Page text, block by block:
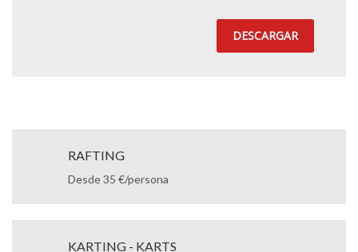
DESCARGAR
RAFTING
Desde 35 €/persona
KARTING - KARTS